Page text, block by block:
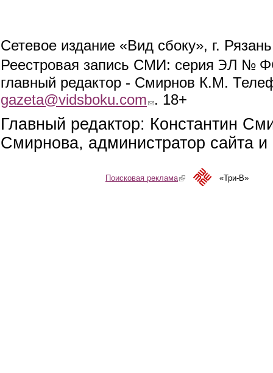
Сетевое издание «Вид сбоку», г.
Реестровая запись СМИ: серия ЭЛ №
главный редактор - Смирнов К.М.
gazeta@vidsboku.com (link sends e-mail)
. 18+
Главный редактор: Константин
Смирнова, администратор сайта
Поисковая реклама(link is external)«Три-В»